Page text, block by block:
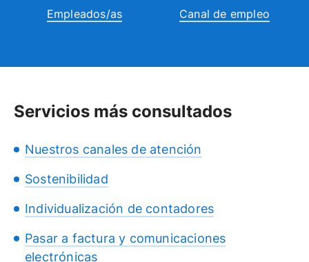
Empleados/as Canal de empleo
Servicios más consultados
Nuestros canales de atención
Sostenibilidad
Individualización de contadores
Pasar a factura y comunicaciones
electrónicas